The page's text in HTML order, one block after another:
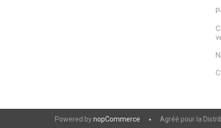
Powered bynopCommerce Agréé pour la